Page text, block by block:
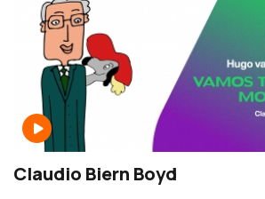
Claudio Biern Boyd